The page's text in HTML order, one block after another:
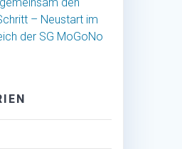
– Neustart im
der SG MoGoNo